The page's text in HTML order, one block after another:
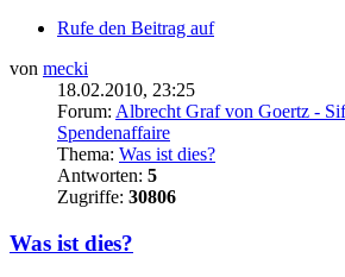
Rufe den Beitrag auf
von mecki
18.02.2010, 23:25
Forum: Albrecht Graf von Goertz -
Spendenaffaire
Thema: Was ist dies?
Antworten: 5
Zugriffe: 30806
Was ist dies?